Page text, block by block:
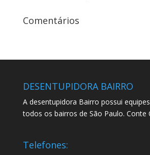
Comentários
DESENTUPIDORA BAIRRO
A desentupidora Bairro possui
todos os bairros de São Paulo. Conte
Telefones: